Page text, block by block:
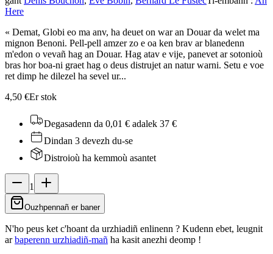
Here
« Demat, Globi eo ma anv, ha deuet on war an Douar da welet ma
mignon Benoni. Pell-pell amzer zo e oa ken brav ar blanedenn
m'edon o vevañ hag an Douar. Hag atav e vije, panevet ar sotonioù
bras hor boa-ni graet hag o deus distrujet an natur warni. Setu e voe
ret dimp he dilezel ha sevel ur...
4,50 €Er stok
Degasadenn da 0,01 € adalek 37 €
Dindan 3 devezh du-se
Distroioù ha kemmoù asantet
1
Ouzhpennañ er baner
N'ho peus ket c'hoant da urzhiadiñ enlinenn ? Kudenn ebet, leugnit
arbaperenn urzhiadiñ-mañ ha kasit anezhi deomp !